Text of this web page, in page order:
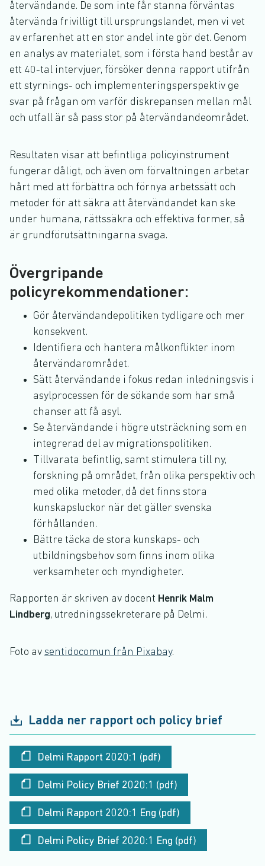
återvändande. De som inte får stanna förväntas
återvända frivilligt till ursprungslandet, men vi vet
av erfarenhet att en stor andel inte gör det. Genom
en analys av materialet, som i första hand består av
ett 40-tal intervjuer, försöker denna rapport utifrån
ett styrnings- och implementeringsperspektiv ge
svar på frågan om varför diskrepansen mellan mål
och utfall är så pass stor på återvändandeområdet.
Resultaten visar att befintliga policyinstrument
fungerar dåligt, och även om förvaltningen arbetar
hårt med att förbättra och förnya arbetssätt och
metoder för att säkra att återvändandet kan ske
under humana, rättssäkra och effektiva former, så
är grundförutsättningarna svaga.
Övergripande
policyrekommendationer:
Gör återvändandepolitiken tydligare och mer
konsekvent.
Identifiera och hantera målkonflikter inom
återvändarområdet.
Sätt återvändande i fokus redan inledningsvis i
asylprocessen för de sökande som har små
chanser att få asyl.
Se återvändande i högre utsträckning som en
integrerad del av migrationspolitiken.
Tillvarata befintlig, samt stimulera till ny,
forskning på området, från olika perspektiv och
med olika metoder, då det finns stora
kunskapsluckor när det gäller svenska
förhållanden.
Bättre täcka de stora kunskaps- och
utbildningsbehov som finns inom olika
verksamheter och myndigheter.
Rapporten är skriven av docent Henrik Malm
Lindberg, utredningssekreterare på Delmi.
Foto av sentidocomun från Pixabay.
Ladda ner rapport och policy brief
Delmi Rapport 2020:1 (pdf)
Delmi Policy Brief 2020:1 (pdf)
Delmi Rapport 2020:1 Eng (pdf)
Delmi Policy Brief 2020:1 Eng (pdf)